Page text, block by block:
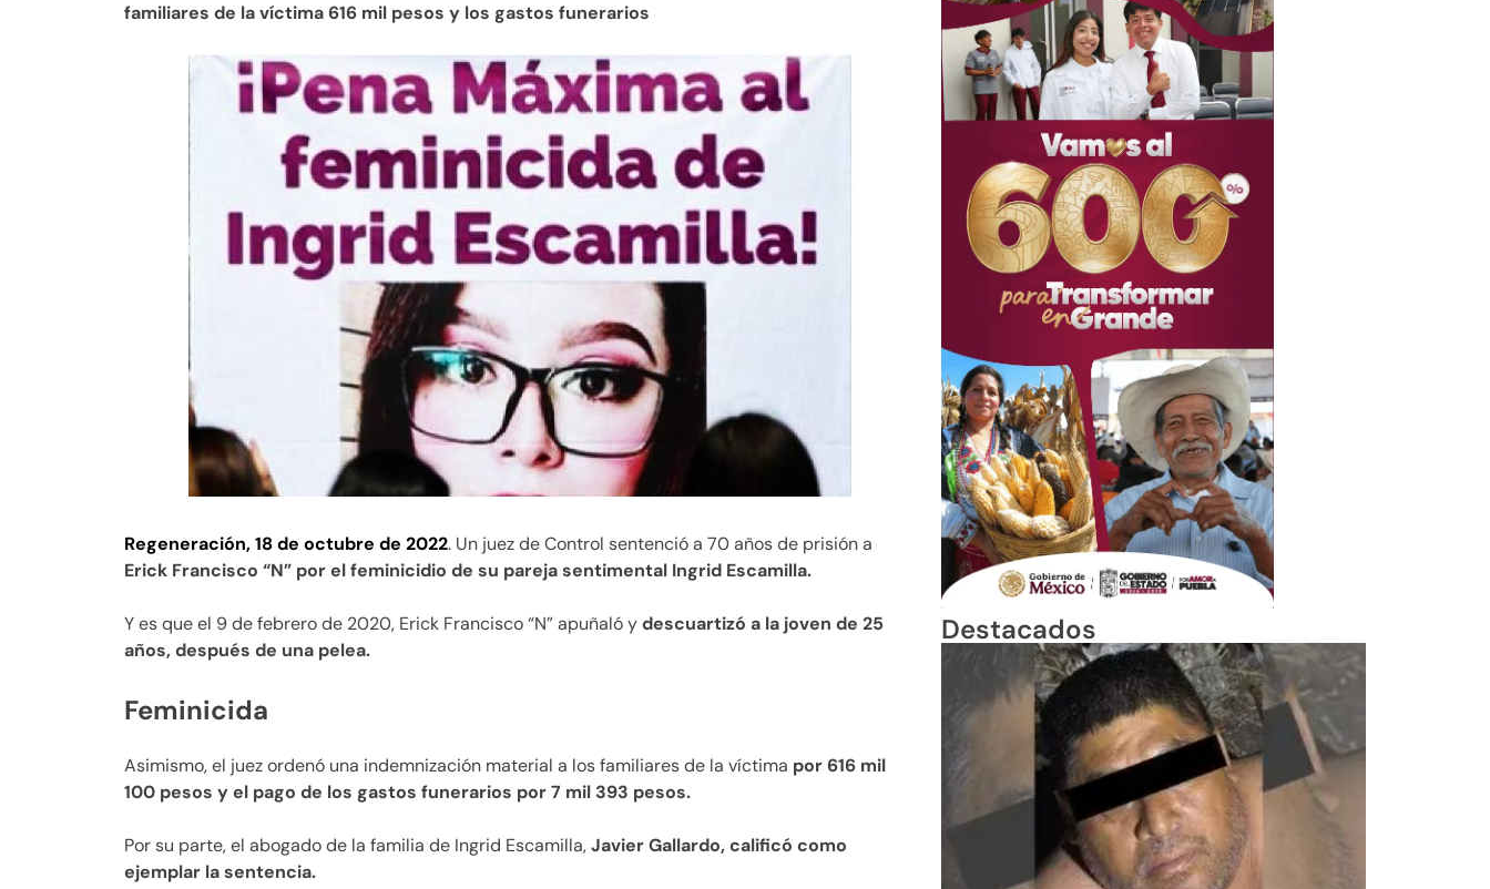
familiares de la víctima 616 mil pesos y los gastos funerarios
Regeneración, 18 de octubre de 2022. Un juez de Control sentenció a 70 años de prisión a
Erick Francisco “N” por el feminicidio de su pareja sentimental Ingrid Escamilla.
Y es que el 9 de febrero de 2020, Erick Francisco “N” apuñaló ydescuartizó a la joven de 25
años, después de una pelea.
Feminicida
Asimismo, el juez ordenó una indemnización material a los familiares de la víctima por 616 mil
100 pesos y el pago de los gastos funerarios por 7 mil 393 pesos.
Por su parte, el abogado de la familia de Ingrid Escamilla,Javier Gallardo, calificó como
ejemplar la sentencia.
Destacados